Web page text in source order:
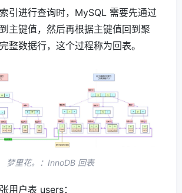
引进行查询时，MySQL 需要先通过
主键值，然后再根据主键值回到聚
整数据行，这个过程称为回表。
梦里花。：InnoDB 回表
用户表 users：